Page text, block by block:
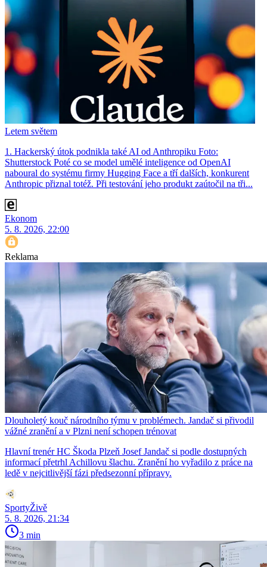
Letem světem
1. Hackerský útok podnikla také AI od Anthropiku Foto:
Shutterstock Poté co se model umělé inteligence od OpenAI
naboural do systému firmy Hugging Face a tří dalších, konkurent
Anthro­pic přiznal totéž. Při testování jeho produkt zaútočil na tři...
Ekonom
5. 8. 2026, 22:00
Reklama
Dlouholetý kouč národního týmu v problémech. Jandač si přivodil
vážné zranění a v Plzni není schopen trénovat
Hlavní trenér HC Škoda Plzeň Josef Jandač si podle dostupných
informací přetrhl Achillovu šlachu. Zranění ho vyřadilo z práce na
ledě v nejcitlivější fázi předsezonní přípravy.
SportyŽivě
5. 8. 2026, 21:34
3 min